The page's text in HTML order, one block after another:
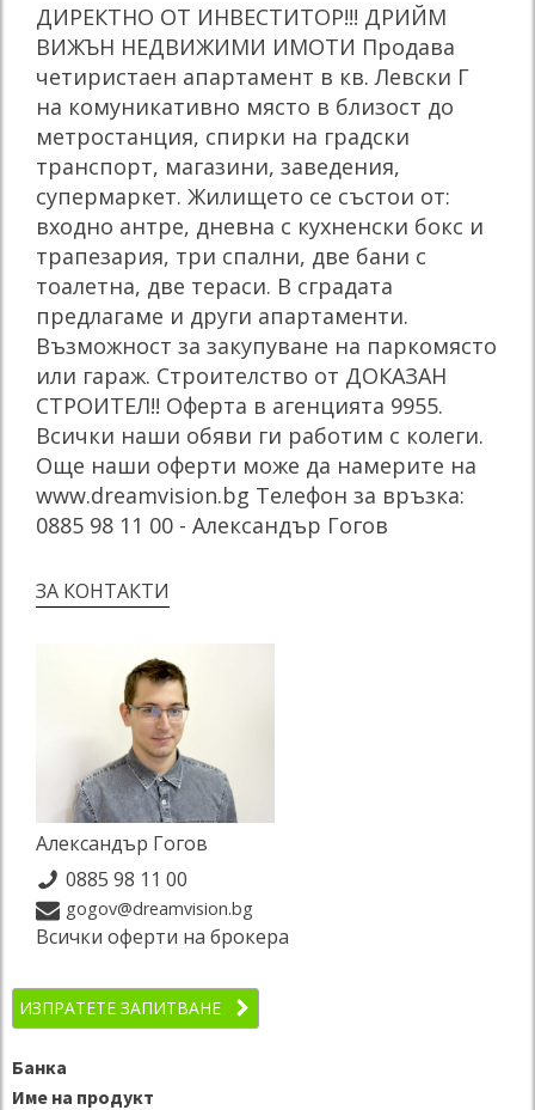
ДИРЕКТНО ОТ ИНВЕСТИТОР!!! ДРИЙМ
ВИЖЪН НЕДВИЖИМИ ИМОТИ Продава
четиристаен апартамент в кв. Левски Г
на комуникативно място в близост до
метростанция, спирки на градски
транспорт, магазини, заведения,
супермаркет. Жилището се състои от:
входно антре, дневна с кухненски бокс и
трапезария, три спални, две бани с
тоалетна, две тераси. В сградата
предлагаме и други апартаменти.
Възможност за закупуване на паркомясто
или гараж. Строителство от ДОКАЗАН
СТРОИТЕЛ!! Оферта в агенцията 9955.
Всички наши обяви ги работим с колеги.
Още наши оферти може да намерите на
www.dreamvision.bg Телефон за връзка:
0885 98 11 00 - Александър Гогов
ЗА КОНТАКТИ
Александър Гогов
0885 98 11 00
gogov@dreamvision.bg
Всички оферти на брокера
ИЗПРАТЕТЕ ЗАПИТВАНЕ
Банка
Име на продукт